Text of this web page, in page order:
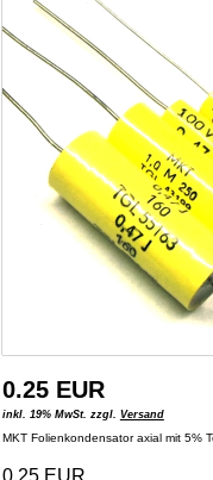
0.25 EUR
inkl. 19% MwSt. zzgl. Versand
MKT Folienkondensator axial mit 5%
0.25 EUR